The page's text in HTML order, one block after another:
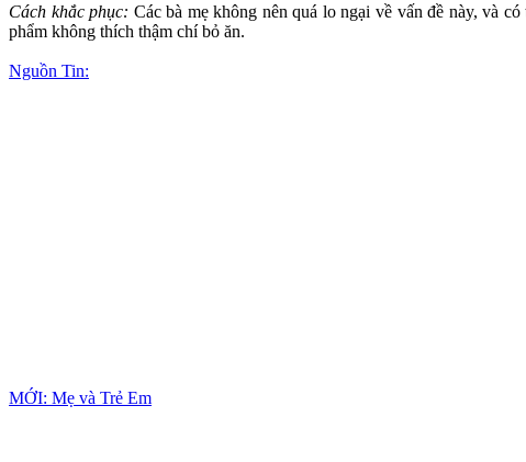
Cách khắc phục: Các bà mẹ không nên quá lo ngại về vấn đề này, và
phẩm không thích thậm chí bỏ ăn.
Nguồn Tin:
MỚI: Mẹ và Trẻ Em